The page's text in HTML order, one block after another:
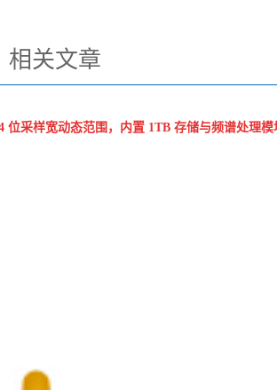
相关文章
采样宽动态范围，内置 1TB 存储与频谱处理